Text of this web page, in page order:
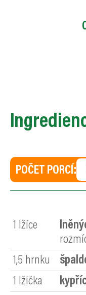
POČET PORCÍ:
1 lžíce
1,5 hrnku
1 lžička